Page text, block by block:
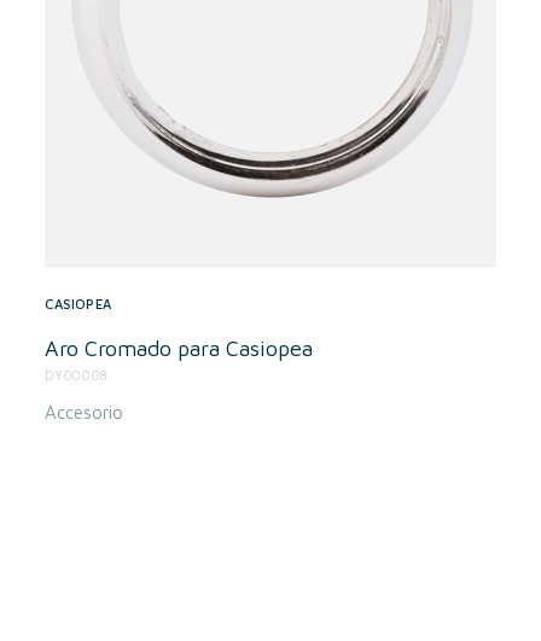
CASIOPEA
Aro Cromado para Casiopea
DY00008
Accesorio